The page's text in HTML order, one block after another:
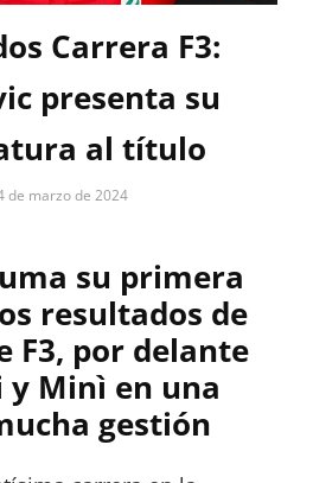
Carrera F3:
presenta su
al título
de marzo de 2024
su primera
resultados de
F3, por delante
y Minì en una
gestión